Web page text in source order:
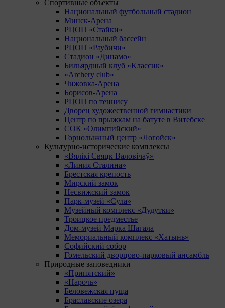
Спортивные объекты
Национальный футбольный стадион
Минск-Арена
РЦОП «Стайки»
Национальный бассейн
РЦОП «Раубичи»
Стадион «Динамо»
Бильярдный клуб «Классик»
«Archery club»
Чижовка-Арена
Борисов-Арена
РЦОП по теннису
Дворец художественной гимнастики
Центр по прыжкам на батуте в Витебске
СОК «Олимпийский»
Горнолыжный центр «Логойск»
Культурно-исторические комплексы
«Вялікі Свяцк Валовічаў»
«Линия Сталина»
Брестская крепость
Мирский замок
Несвижский замок
Парк-музей «Сула»
Музейный комплекс «Дудутки»
Троицкое предместье
Дом-музей Марка Шагала
Мемориальный комплекс «Хатынь»
Софийский собор
Гомельский дворцово-парковый ансамбль
Природные заповедники
«Припятский»
«Нарочь»
Беловежская пуща
Браславские озера